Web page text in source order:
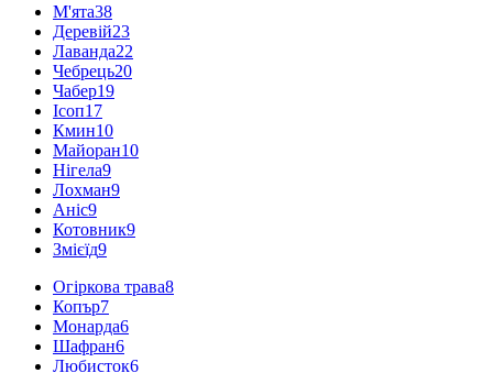
М'ята38
Деревій23
Лаванда22
Чебрець20
Чабер19
Ісоп17
Кмин10
Майоран10
Нігела9
Лохман9
Аніс9
Котовник9
Змієїд9
Огіркова трава8
Копър7
Монарда6
Шафран6
Любисток6